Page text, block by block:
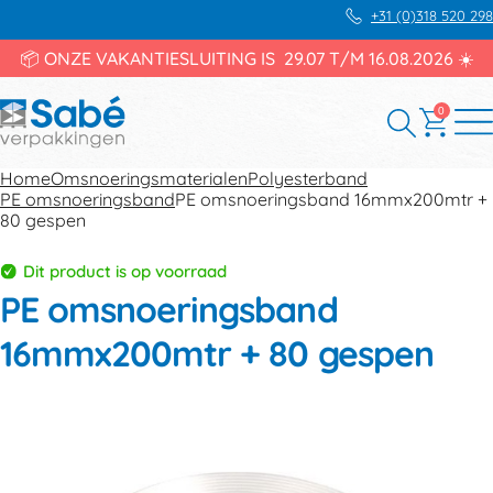
+31 (0)318 520 298
📦 ONZE VAKANTIESLUITING IS 29.07 T/M 16.08.2026 ☀️
0
HomeOmsnoeringsmaterialenPolyesterband
PE omsnoeringsbandPE omsnoeringsband 16mmx200mtr +
80 gespen
Dit product is op voorraad
PE omsnoeringsband
16mmx200mtr + 80 gespen